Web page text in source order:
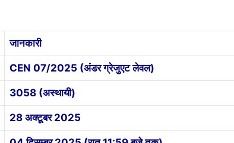
जानकारी
CEN 07/2025 (अंडर ग्रेजुएट लेवल)
3058 (अस्थायी)
28 अक्टूबर 2025